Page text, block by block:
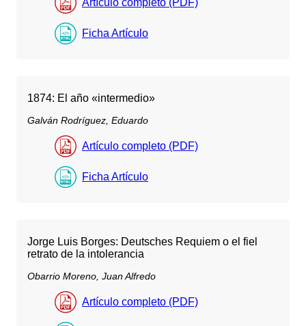
Ficha Artículo
1874: El año «intermedio»
Galván Rodríguez, Eduardo
Artículo completo (PDF)
Ficha Artículo
Jorge Luis Borges: Deutsches Requiem o el fiel
retrato de la intolerancia
Obarrio Moreno, Juan Alfredo
Artículo completo (PDF)